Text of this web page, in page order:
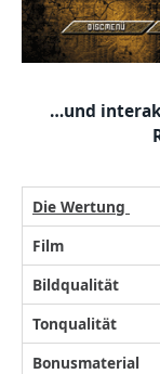
…und
Die Wertung
Film
Bildqualität
Tonqualität
Bonusmaterial